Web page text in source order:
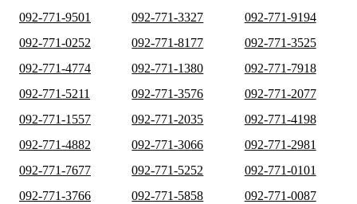
092-771-9501
092-771-3327
092-771-9194
092-771-0252
092-771-8177
092-771-3525
092-771-4774
092-771-1380
092-771-7918
092-771-5211
092-771-3576
092-771-2077
092-771-1557
092-771-2035
092-771-4198
092-771-4882
092-771-3066
092-771-2981
092-771-7677
092-771-5252
092-771-0101
092-771-3766
092-771-5858
092-771-0087